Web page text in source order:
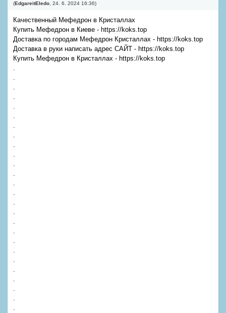
(EdgareitEledo 24. 6. 2024 16:36)
Качественный Мефедрон в Кристаллах
Купить Мефедрон в Киеве - https://koks.top
Доставка по городам Мефедрон Кристаллах - https://koks.top
Доставка в руки написать адрес САЙТ - https://koks.top
Купить Мефедрон в Кристаллах - https://koks.top
.
.
.
.
.
.
.
.
.
.
.
.
.
.
.
.
.
.
.
.
.
.
.
.
.
.